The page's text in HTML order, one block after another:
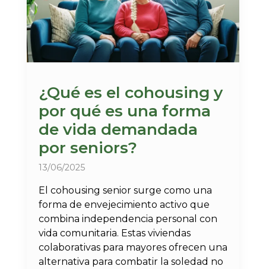
¿Qué es el cohousing y
por qué es una forma
de vida demandada
por seniors?
13/06/2025
El cohousing senior surge como una
forma de envejecimiento activo que
combina independencia personal con
vida comunitaria. Estas viviendas
colaborativas para mayores ofrecen una
alternativa para combatir la soledad no